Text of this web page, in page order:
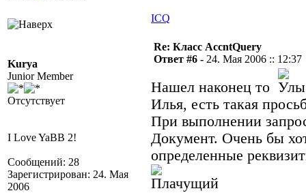
ICQ
Kurya
Junior Member
Отсутствует
I Love YaBB 2!
Сообщений: 28
Зарегистрирован: 24. Мая
2006
Re: Класс AccntQuery
Ответ #6 - 24. Мая 2006 :: 12:37
Нашел наконец то
Илья, есть такая
При выполнении
Документ. Очень бы
определенные